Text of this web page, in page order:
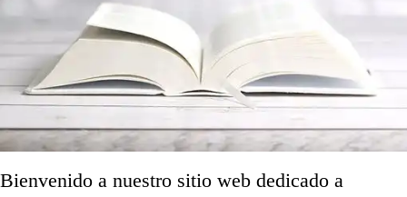
Bienvenido a nuestro sitio web dedicado a